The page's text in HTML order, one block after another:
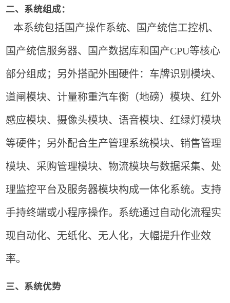
二、系统组成：
本系统包括国产操作系统、国产统信工控机、
国产统信服务器、国产数据库和国产CPU等核心
部分组成；另外搭配外围硬件：车牌识别模块、
道闸模块、计量称重汽车衡（地磅）模块、红外
感应模块、摄像头模块、语音模块、红绿灯模块
等硬件；另外配合生产管理系统模块、销售管理
模块、采购管理模块、物流模块与数据采集、处
理监控平台及服务器模块构成一体化系统。支持
手持终端或小程序操作。系统通过自动化流程实
现自动化、无纸化、无人化，大幅提升作业效
率。
三、系统优势